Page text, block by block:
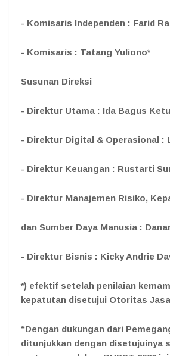
- Komisaris Independen : Farid
- Komisaris : Tatang Yuliono*
Susunan Direksi
- Direktur Utama : Ida Bagus
- Direktur Digital & Operasional :
- Direktur Keuangan : Rustarti
- Direktur Manajemen Risiko,
dan Sumber Daya Manusia :
- Direktur Bisnis : Kicky Andrie
*) efektif setelah penilaian
kepatutan disetujui Otoritas
“Dengan dukungan dari
ditunjukkan dengan disetujuinya